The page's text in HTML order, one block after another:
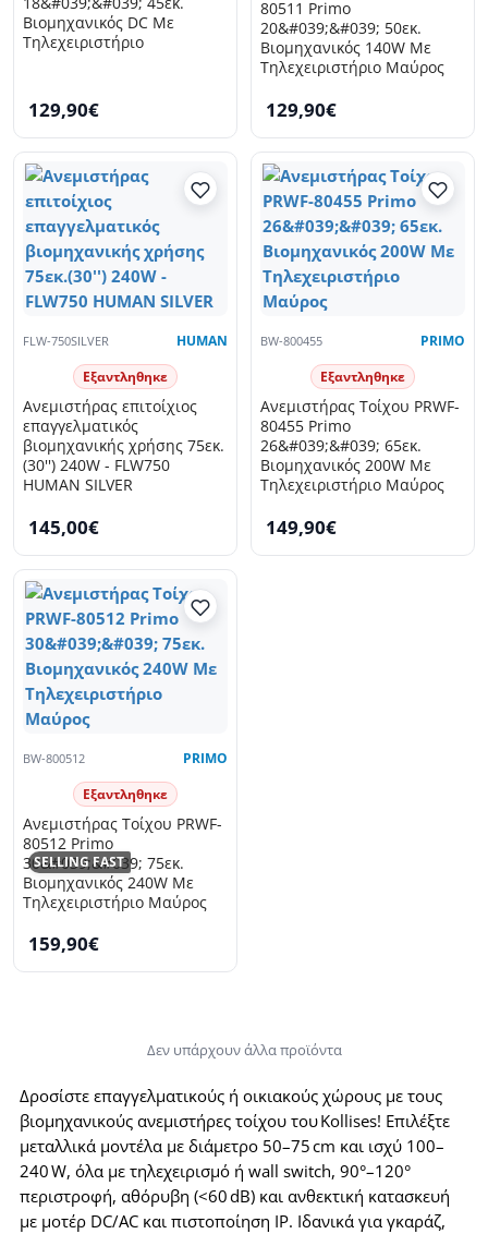
Δροσίστε επαγγελματικούς ή οικιακούς χώρους με τους
βιομηχανικούς ανεμιστήρες τοίχου του Kollises! Επιλέξτε
μεταλλικά μοντέλα με διάμετρο 50–75 cm και ισχύ 100–
240 W, όλα με τηλεχειρισμό ή wall switch, 90°–120°
περιστροφή, αθόρυβη (<60 dB) και ανθεκτική κατασκευή
με μοτέρ DC/AC και πιστοποίηση IP. Ιδανικά για γκαράζ,
Βιομηχανικός DC Με
Τηλεχειριστήριο
129,90€
80511 Primo
20&#039;&#039; 50εκ.
Βιομηχανικός 140W Με
Τηλεχειριστήριο Μαύρος
129,90€
FLW-750SILVER HUMAN
Εξαντληθηκε
Ανεμιστήρας επιτοίχιος
επαγγελματικός
βιομηχανικής χρήσης 75εκ.
(30'') 240W - FLW750
HUMAN SILVER
145,00€
BW-800455 PRIMO
Εξαντληθηκε
Ανεμιστήρας Τοίχου PRWF-
80455 Primo
26&#039;&#039; 65εκ.
Βιομηχανικός 200W Με
Τηλεχειριστήριο Μαύρος
149,90€
SELLING FAST
BW-800512 PRIMO
Εξαντληθηκε
Ανεμιστήρας Τοίχου PRWF-
80512 Primo
30&#039;&#039; 75εκ.
Βιομηχανικός 240W Με
Τηλεχειριστήριο Μαύρος
159,90€
Δεν υπάρχουν άλλα προϊόντα